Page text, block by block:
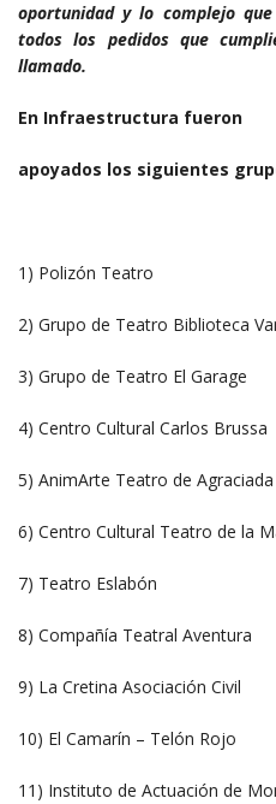
oportunidad y lo complejo
todos los pedidos que
llamado.
En Infraestructura fueron
apoyados los siguientes
1) Polizón Teatro
2) Grupo de Teatro Biblioteca
3) Grupo de Teatro El Garage
4) Centro Cultural Carlos Brussa
5) AnimArte Teatro de Agraciada
6) Centro Cultural Teatro de la
7) Teatro Eslabón
8) Compañía Teatral Aventura
9) La Cretina Asociación Civil
10) El Camarín – Telón Rojo
11) Instituto de Actuación de